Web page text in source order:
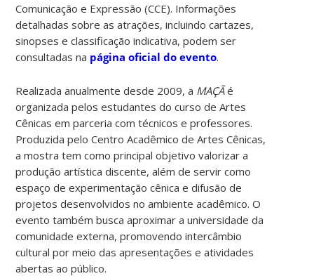
Comunicação e Expressão (CCE). Informações
detalhadas sobre as atrações, incluindo cartazes,
sinopses e classificação indicativa, podem ser
consultadas na página oficial do evento.
Realizada anualmente desde 2009, a MAÇÃé
organizada pelos estudantes do curso de Artes
Cênicas em parceria com técnicos e professores.
Produzida pelo Centro Acadêmico de Artes Cênicas,
a mostra tem como principal objetivo valorizar a
produção artística discente, além de servir como
espaço de experimentação cênica e difusão de
projetos desenvolvidos no ambiente acadêmico. O
evento também busca aproximar a universidade da
comunidade externa, promovendo intercâmbio
cultural por meio das apresentações e atividades
abertas ao público.